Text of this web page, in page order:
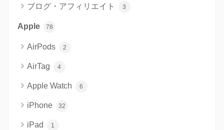
ブログ・アフィリエイト 3
Apple 78
AirPods 2
AirTag 4
Apple Watch 6
iPhone 32
iPad 1